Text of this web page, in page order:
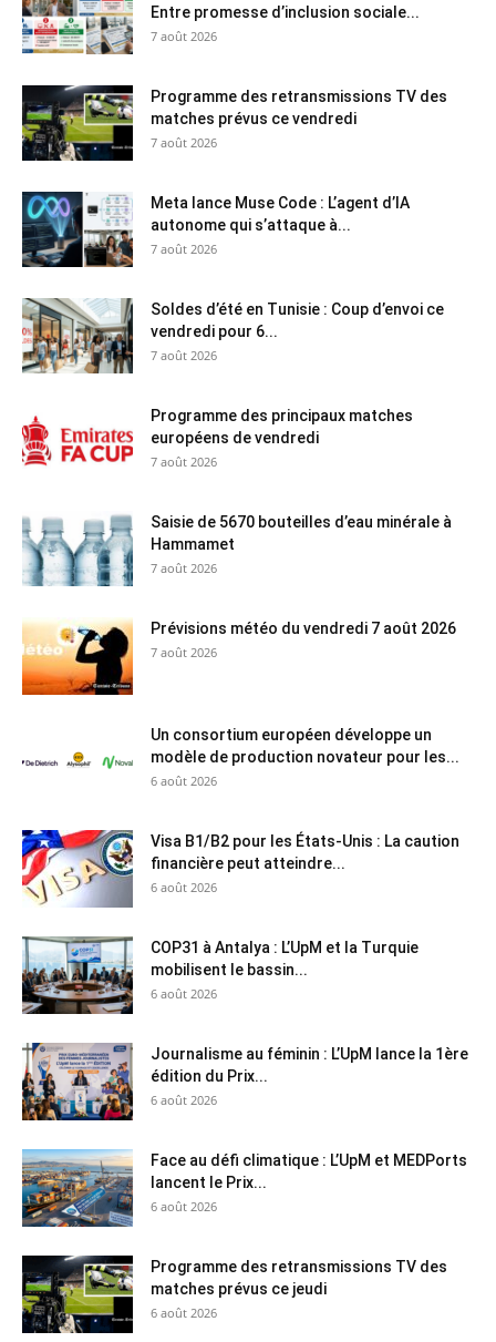
Entre promesse d’inclusion sociale...
7 août 2026
Programme des retransmissions TV des
matches prévus ce vendredi
7 août 2026
Meta lance Muse Code : L’agent d’IA
autonome qui s’attaque à...
7 août 2026
Soldes d’été en Tunisie : Coup d’envoi ce
vendredi pour 6...
7 août 2026
Programme des principaux matches
européens de vendredi
7 août 2026
Saisie de 5670 bouteilles d’eau minérale à
Hammamet
7 août 2026
Prévisions météo du vendredi 7 août 2026
7 août 2026
Un consortium européen développe un
modèle de production novateur pour les...
6 août 2026
Visa B1/B2 pour les États-Unis : La caution
financière peut atteindre...
6 août 2026
COP31 à Antalya : L’UpM et la Turquie
mobilisent le bassin...
6 août 2026
Journalisme au féminin : L’UpM lance la 1ère
édition du Prix...
6 août 2026
Face au défi climatique : L’UpM et MEDPorts
lancent le Prix...
6 août 2026
Programme des retransmissions TV des
matches prévus ce jeudi
6 août 2026